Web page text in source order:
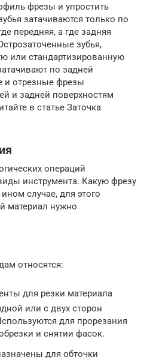
фрезы и упростить
затачиваются только по
передняя, а где задняя
зубья,
или стандартизированную
по задней
и отрезные фрезы
и задней поверхностям
в статье Заточка
операций
инструмента. Какую фрезу
случае, для этого
материал нужно
относятся:
для резки материала
или с двух сторон
для прорезания
и снятии фасок.
для обточки